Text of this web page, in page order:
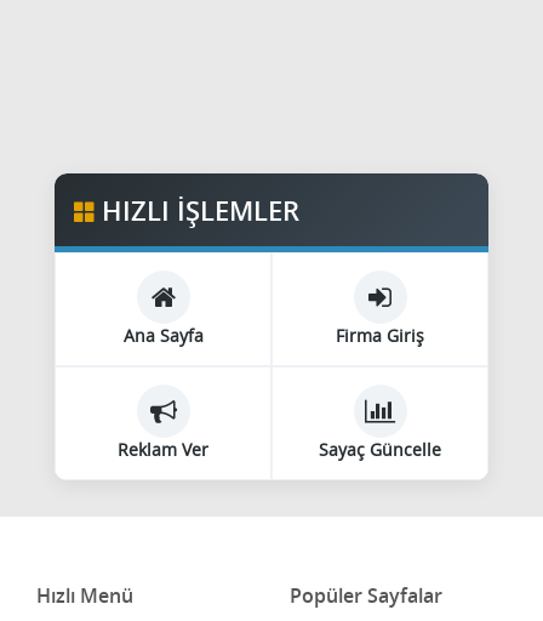
HIZLI İŞLEMLER
Ana Sayfa Firma Giriş
Reklam Ver Sayaç Güncelle
Hızlı Menü Popüler Sayfalar